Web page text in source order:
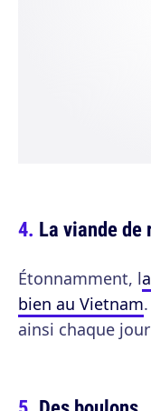
La viande de
Étonnamment, l
bien au Vietnam
ainsi chaque